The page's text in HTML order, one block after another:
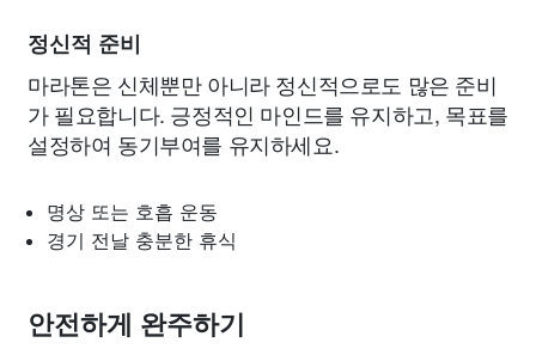
정신적 준비
마라톤은 신체뿐만 아니라 정신적으로도 많은 준비
가 필요합니다. 긍정적인 마인드를 유지하고, 목표를
설정하여 동기부여를 유지하세요.
명상 또는 호흡 운동
경기 전날 충분한 휴식
안전하게 완주하기